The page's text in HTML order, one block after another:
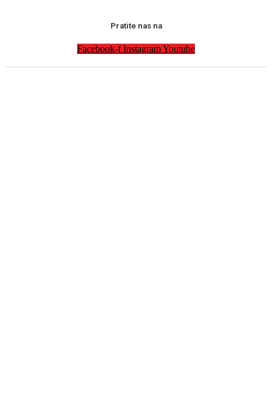
Pratite nas na
Facebook-f InstagramYoutube